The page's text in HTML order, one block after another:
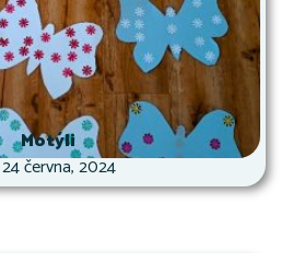
Motýli
24 června, 2024